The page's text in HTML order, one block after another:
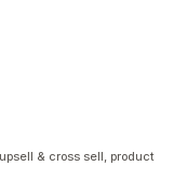
& cross sell, product